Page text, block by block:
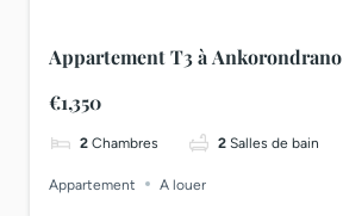
Appartement T3 à Ankorondrano
€1,350
2 Chambres 2 Salles de bain
Appartement A louer